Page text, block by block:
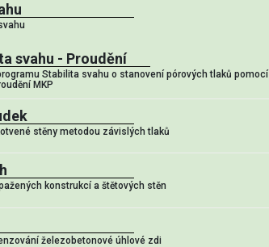
svahu - Proudění
Stabilita svahu o stanovení pórových tlaků pomocí
MKP
stěny metodou závislých tlaků
konstrukcí a štětových stěn
železobetonové úhlové zdi